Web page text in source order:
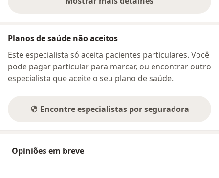
sobre o endereço
Planos de saúde não aceitos
Este especialista só aceita pacientes particulares. Você
pode pagar particular para marcar, ou encontrar outro
especialista que aceite o seu plano de saúde.
Encontre especialistas por seguradora
Opiniões em breve